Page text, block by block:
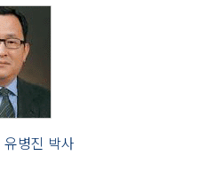
유병진 박사